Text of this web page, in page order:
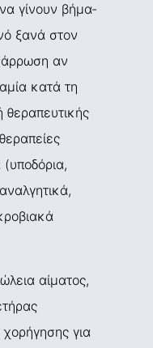
γίνουν βήμα-
ξανά στον
αν
κατά τη
θεραπευτικής
αίματος,
για